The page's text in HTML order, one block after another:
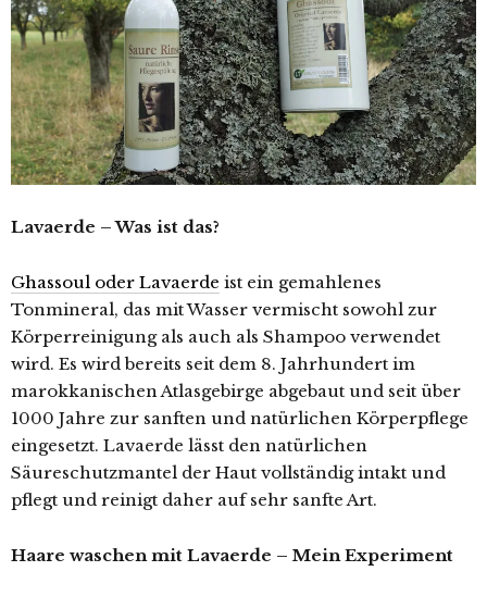
Lavaerde – Was ist das?
Ghassoul oder Lavaerde ist ein gemahlenes
Tonmineral, das mit Wasser vermischt sowohl zur
Körperreinigung als auch als Shampoo verwendet
wird. Es wird bereits seit dem 8. Jahrhundert im
marokkanischen Atlasgebirge abgebaut und seit über
1000 Jahre zur sanften und natürlichen Körperpflege
eingesetzt. Lavaerde lässt den natürlichen
Säureschutzmantel der Haut vollständig intakt und
pflegt und reinigt daher auf sehr sanfte Art.
Haare waschen mit Lavaerde – Mein Experiment